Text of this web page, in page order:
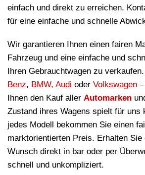
einfach und direkt zu erreichen.
für eine einfache und schnelle
Wir garantieren Ihnen einen fairen
Fahrzeug und eine einfache und
Ihren Gebrauchtwagen zu
Benz, BMW, Audi oder Volkswagen
Ihnen den Kauf aller Automarken
Zustand ihres Wagens spielt für uns
jedes Modell bekommen Sie einen
marktorientierten Preis. Erhalten Sie
Wunsch direkt in bar oder per
schnell und unkompliziert.